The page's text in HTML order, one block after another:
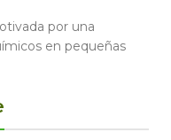
por una
en pequeñas